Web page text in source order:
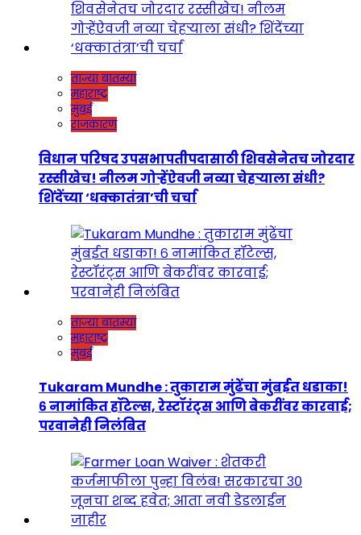
ताज्या बातम्या
महाराष्ट्र
मुंबई
राजकारण
विधान परिषद उपसभापतीपदासाठी शिवसेनेतच जोरदार
रस्सीखेच! नीलम गोऱ्हेंऐवजी नव्या चेहऱ्याला संधी?
शिंदेंच्या ‘धक्कातंत्रा’ची चर्चा
ताज्या बातम्या
महाराष्ट्र
मुंबई
Tukaram Mundhe : तुकाराम मुंढेंचा मुंबईत धडाका!
६ नामांकित हॉटेल्स, रेस्टॉरंट्स आणि बेकरींवर कारवाई;
परवानेही निलंबित